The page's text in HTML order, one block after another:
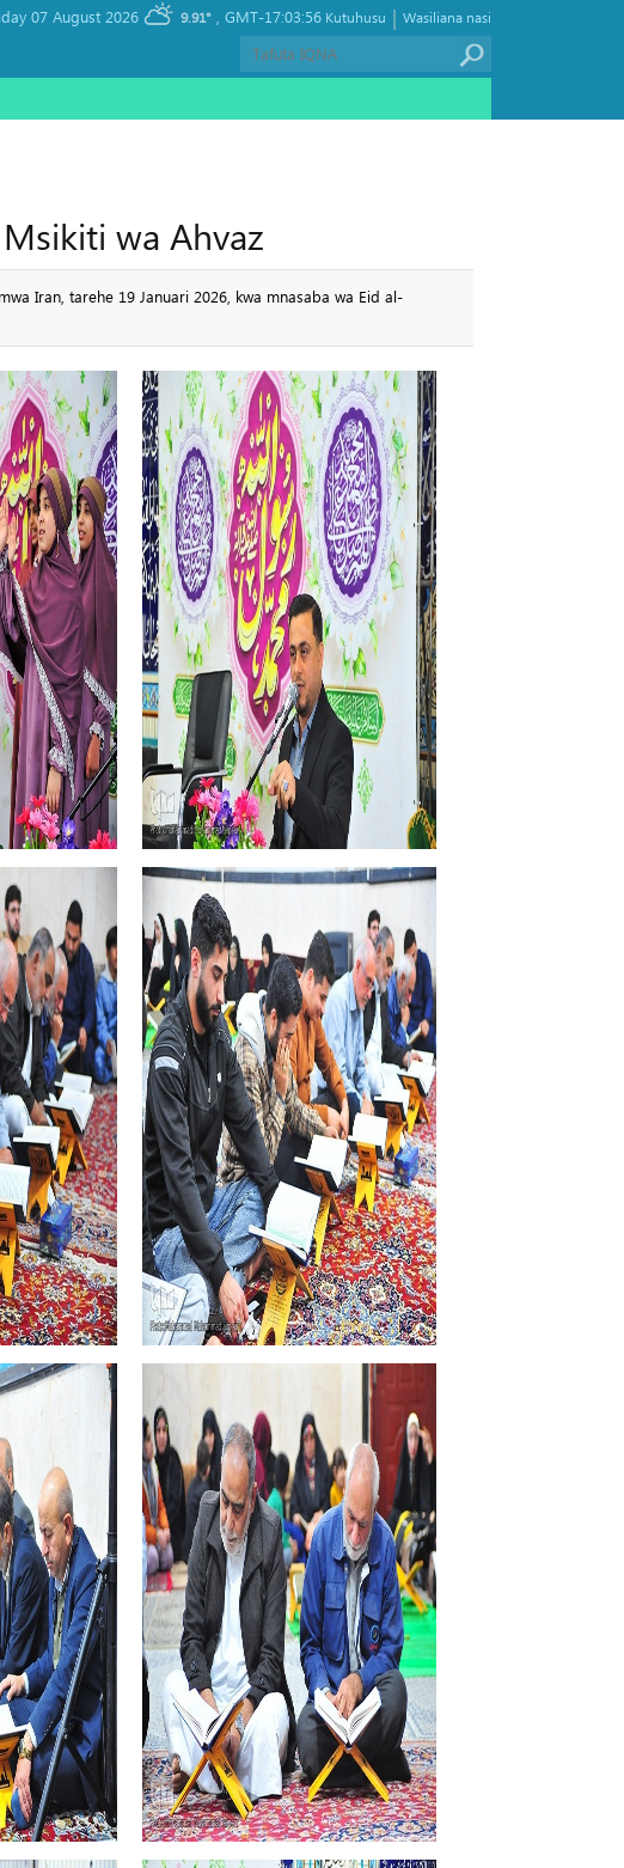
GMT-17:03:56
9.91° Wasiliana nasi
|
Kutuhusu
wa Ahvaz
Iran, tarehe 19 Januari 2026, kwa mnasaba wa Eid al-